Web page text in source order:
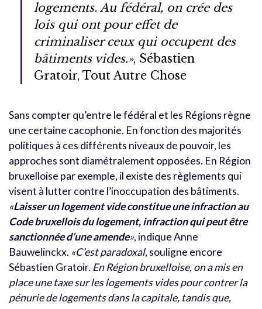
logements. Au fédéral, on crée des
lois qui ont pour effet de
criminaliser ceux qui occupent des
bâtiments vides.», Sébastien
Gratoir, Tout Autre Chose
Sans compter qu’entre le fédéral et les Régions règne
une certaine cacophonie. En fonction des majorités
politiques à ces différents niveaux de pouvoir, les
approches sont diamétralement opposées. En Région
bruxelloise par exemple, il existe des règlements qui
visent à lutter contre l’inoccupation des bâtiments.
«Laisser un logement vide constitue une infraction au
Code bruxellois du logement, infraction qui peut être
sanctionnée d’une amende», indique Anne
Bauwelinckx. «C’est paradoxal, souligne encore
Sébastien Gratoir. En Région bruxelloise, on a mis en
place une taxe sur les logements vides pour contrer la
pénurie de logements dans la capitale, tandis que,